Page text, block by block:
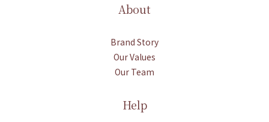
About
Brand Story
Our Values
Our Team
Help